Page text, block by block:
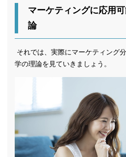
マーケティングに応用
論
それでは、実際にマーケティング
学の理論を見ていきましょう。